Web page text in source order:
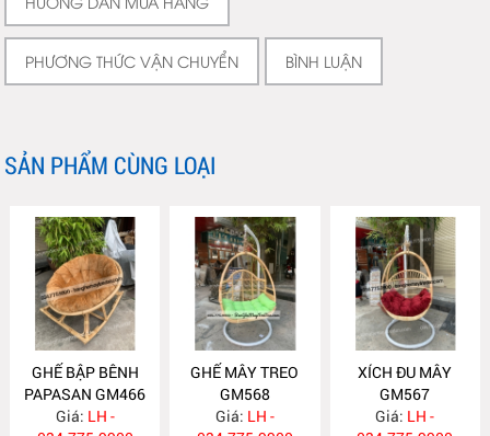
PHƯƠNG THỨC VẬN CHUYỂN BÌNH LUẬN
SẢN PHẨM CÙNG LOẠI
GHẾ BẬP BÊNH
PAPASAN GM466
Giá: LH -
GHẾ MÂY TREO
GM568
Giá: LH -
XÍCH ĐU MÂY
GM567
Giá: LH -